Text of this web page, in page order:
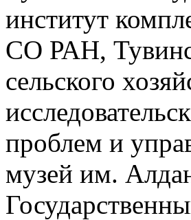
институт
СО РАН,
сельского
проблем и
музей им.